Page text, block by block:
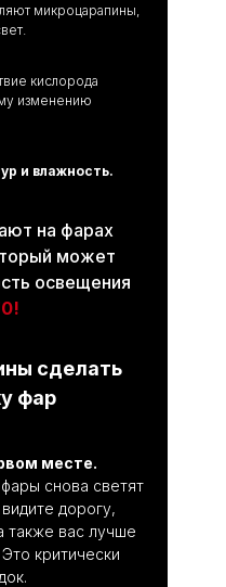
месте.
снова светят
дорогу,
также вас лучше
критически
сделать
фар
на фарах
может
освещения
и влажность.
кислорода
изменению
микроцарапины,